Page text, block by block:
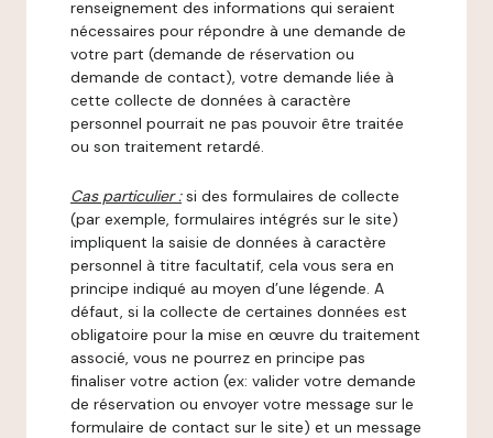
renseignement des informations qui seraient
nécessaires pour répondre à une demande de
votre part (demande de réservation ou
demande de contact), votre demande liée à
cette collecte de données à caractère
personnel pourrait ne pas pouvoir être traitée
ou son traitement retardé.
Cas particulier : si des formulaires de collecte
(par exemple, formulaires intégrés sur le site)
impliquent la saisie de données à caractère
personnel à titre facultatif, cela vous sera en
principe indiqué au moyen d’une légende. A
défaut, si la collecte de certaines données est
obligatoire pour la mise en œuvre du traitement
associé, vous ne pourrez en principe pas
finaliser votre action (ex: valider votre demande
de réservation ou envoyer votre message sur le
formulaire de contact sur le site) et un message